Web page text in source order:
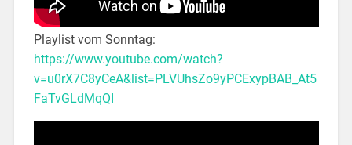
Playlist vom Sonntag:
https://www.youtube.com/watch?
v=u0rX7C8yCeA&list=PLVUhsZo9yPCExypBAB_At5
FaTvGLdMqQI